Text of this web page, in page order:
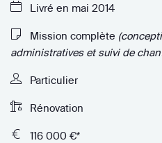
Livré en mai 2014
Mission complète
administratives et suivi de
Particulier
Rénovation
116 000 €*